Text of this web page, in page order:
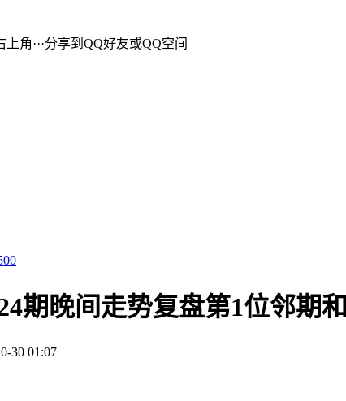
角···分享到QQ好友或QQ空间
期晚间走势复盘第1位邻期
30 01:07